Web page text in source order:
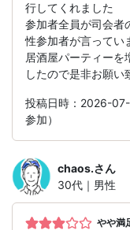
行してくれました
参加者全員が司会者
性参加者が言ってい
居酒屋パーティーを
したので是非お願い
投稿日時：2026-
参加）
chaos.さん
30代｜男性
やや満